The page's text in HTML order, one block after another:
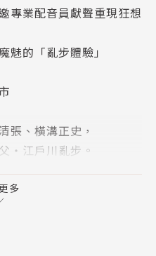
專業配音員獻聲重現狂想
魅的「亂步體驗」
張、橫溝正史，
‧江戶川亂步。
狂
俗！
的至高娛樂！
多